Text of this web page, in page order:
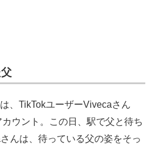
イト
ト
、TikTokユーザーVivecaさん
カウント。この日、駅で父と待ち
んは、待っている父の姿をそっ